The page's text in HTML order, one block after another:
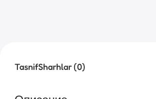
TasnifSharhlar (0)